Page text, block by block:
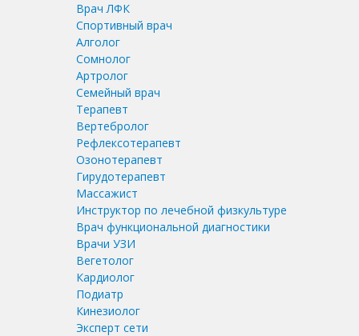
Врач ЛФК
Спортивный врач
Алголог
Сомнолог
Артролог
Семейный врач
Терапевт
Вертебролог
Рефлексотерапевт
Озонотерапевт
Гирудотерапевт
Массажист
Инструктор по лечебной физкультуре
Врач функциональной диагностики
Врачи УЗИ
Вегетолог
Кардиолог
Подиатр
Кинезиолог
Эксперт сети